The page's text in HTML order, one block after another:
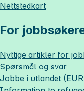
Nettstedkart
For
Nyttige artikler for
Spørsmål og svar
Jobbe i utlandet